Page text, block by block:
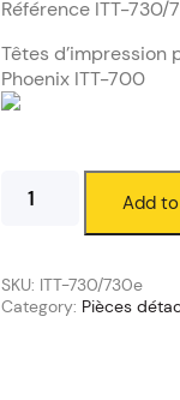
Référence ITT-730/
Têtes
Phoenix ITT-700
d'impression
ITT-
700
Add
SKU: ITT-730/730e
Category: Pièces